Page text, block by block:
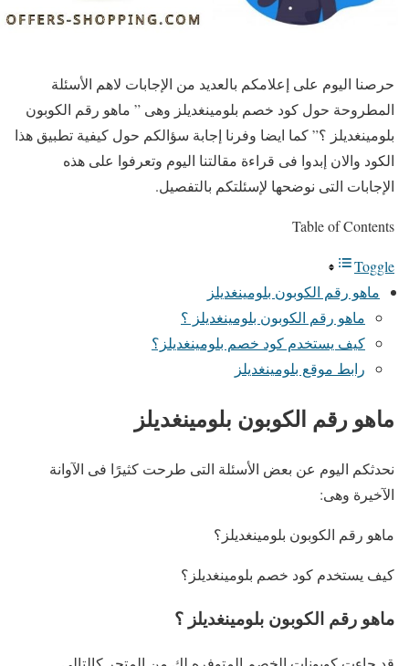
حرصنا اليوم على إعلامكم بالعديد من الإجابات لاهم الأسئلة
المطروحة حول كود خصم بلومينغديلز وهى ” ماهو رقم الكوبون
بلومينغديلز ؟” كما ايضا وفرنا إجابة سؤالكم حول كيفية تطبيق هذا
الكود والان إبدوا فى قراءة مقالتنا اليوم وتعرفوا على هذه
الإجابات التى نوضحها لإسئلتكم بالتفصيل.
Table of Contents
Toggle
ماهو رقم الكوبون بلومينغديلز
ماهو رقم الكوبون بلومينغديلز ؟
كيف يستخدم كود خصم بلومينغديلز؟
رابط موقع بلومينغديلز
ماهو رقم الكوبون بلومينغديلز
نحدثكم اليوم عن بعض الأسئلة التى طرحت كثيرًا فى الآوانة
الآخيرة وهى:
ماهو رقم الكوبون بلومينغديلز؟
كيف يستخدم كود خصم بلومينغديلز؟
ماهو رقم الكوبون بلومينغديلز ؟